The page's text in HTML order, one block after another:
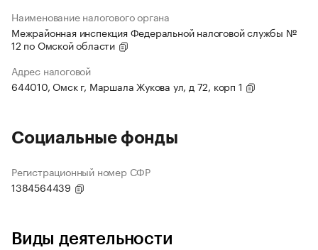
Наименование налогового органа
Межрайонная инспекция Федеральной налоговой службы №
12 по Омской области
Адрес налоговой
644010, Омск г, Маршала Жукова ул, д 72, корп 1
Социальные фонды
Регистрационный номер СФР
1384564439
Виды деятельности